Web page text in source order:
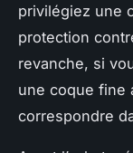
privilégiez une
protection
revanche, si
une coque fine
correspondre